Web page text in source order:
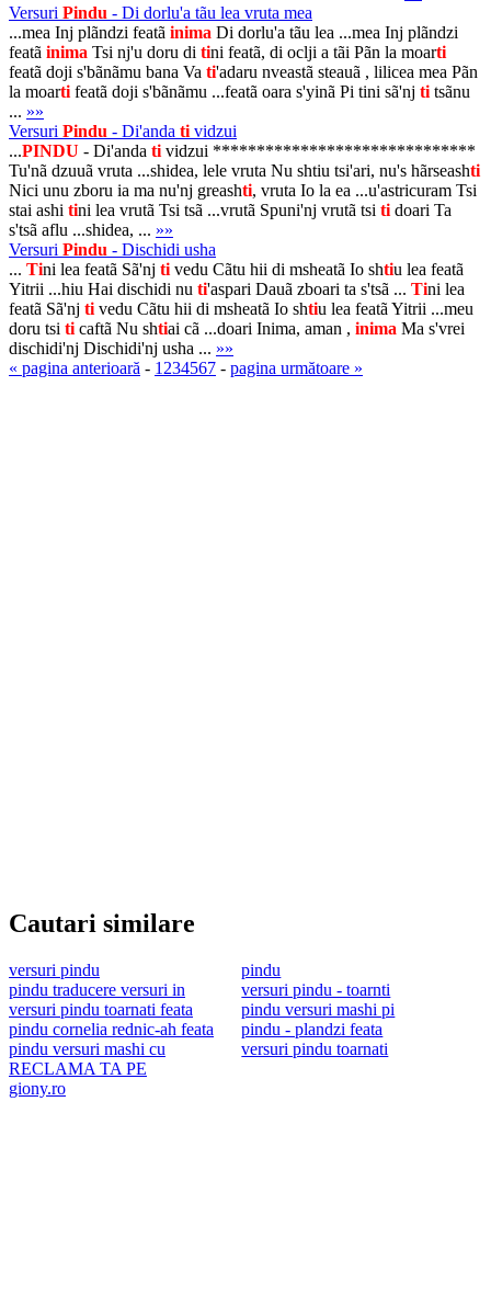
Versuri Pindu - Di dorlu'a tãu lea vruta mea
...mea Inj plãndzi featã inima Di dorlu'a tãu lea ...mea Inj plãndzi
featã inima Tsi nj'u doru di tini featã, di oclji a tãi Pãn la moarti
featã doji s'bãnãmu bana Va ti'adaru nveastã steauã , lilicea mea Pãn
la moarti featã doji s'bãnãmu ...featã oara s'yinã Pi tini sã'nj ti tsãnu
... »»
Versuri Pindu - Di'anda ti vidzui
...PINDU - Di'anda ti vidzui ******************************
Tu'nã dzuuã vruta ...shidea, lele vruta Nu shtiu tsi'ari, nu's hãrseashti
Nici unu zboru ia ma nu'nj greashti, vruta Io la ea ...u'astricuram Tsi
stai ashi tini lea vrutã Tsi tsã ...vrutã Spuni'nj vrutã tsi ti doari Ta
s'tsã aflu ...shidea, ... »»
Versuri Pindu - Dischidi usha
... Tini lea featã Sã'nj ti vedu Cãtu hii di msheatã Io shtiu lea featã
Yitrii ...hiu Hai dischidi nu ti'aspari Dauã zboari ta s'tsã ... Tini lea
featã Sã'nj ti vedu Cãtu hii di msheatã Io shtiu lea featã Yitrii ...meu
doru tsi ti caftã Nu shtiai cã ...doari Inima, aman , inima Ma s'vrei
dischidi'nj Dischidi'nj usha ... »»
« pagina anterioară - 1 234567 - pagina următoare »
Cautari similare
versuri pindu
pindu
pindu traducere versuri in
versuri pindu - toarnti
versuri pindu toarnati feata
pindu versuri mashi pi
pindu cornelia rednic-ah feata
pindu - plandzi feata
pindu versuri mashi cu
versuri pindu toarnati
RECLAMA TA PE
giony.ro